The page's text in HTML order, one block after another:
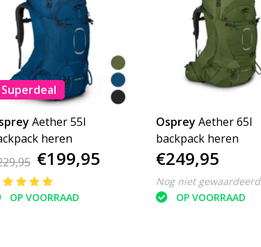
Superdeal
Aether 55l
heren
€199,95
OP VOORRAAD
Osprey Aether 65l
backpack heren
€249,95
Nog niet gewaardeerd
OP VOORRAAD